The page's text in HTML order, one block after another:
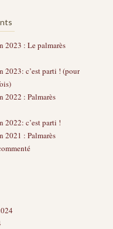
2023 : Le palmarès
2023: c’est parti ! (pour
2022 : Palmarès
2022: c’est parti !
2021 : Palmarès